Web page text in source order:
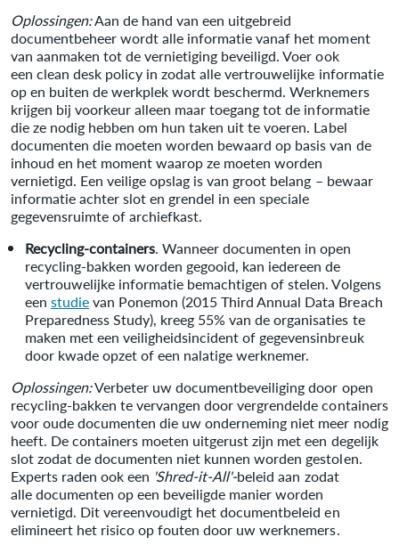
Oplossingen:Aan de hand van een uitgebreid
documentbeheer wordt alle informatie vanaf het moment
van aanmaken tot de vernietiging beveiligd. Voer ook
een clean desk policy in zodat alle vertrouwelijke informatie
op en buiten de werkplek wordt beschermd. Werknemers
krijgen bij voorkeur alleen maar toegang tot de informatie
die ze nodig hebben om hun taken uit te voeren. Label
documenten die moeten worden bewaard op basis van de
inhoud en het moment waarop ze moeten worden
vernietigd. Een veilige opslag is van groot belang – bewaar
informatie achter slot en grendel in een speciale
gegevensruimte of archiefkast.
Recycling-containers. Wanneer documenten in open
recycling-bakken worden gegooid, kan iedereen de
vertrouwelijke informatie bemachtigen of stelen. Volgens
eenstudievan Ponemon (2015 Third Annual Data Breach
Preparedness Study), kreeg 55% van de organisaties te
maken met een veiligheidsincident of gegevensinbreuk
door kwade opzet of een nalatige werknemer.
Oplossingen:Verbeter uw documentbeveiliging door open
recycling-bakken te vervangen door vergrendelde containers
voor oude documenten die uw onderneming niet meer nodig
heeft. De containers moeten uitgerust zijn met een degelijk
slot zodat de documenten niet kunnen worden gestolen.
Experts raden ook een 'Shred-it-All'-beleid aan zodat
alledocumenten op een beveiligde manier worden
vernietigd. Dit vereenvoudigt het documentbeleid en
elimineert het risico op fouten door uw werknemers.